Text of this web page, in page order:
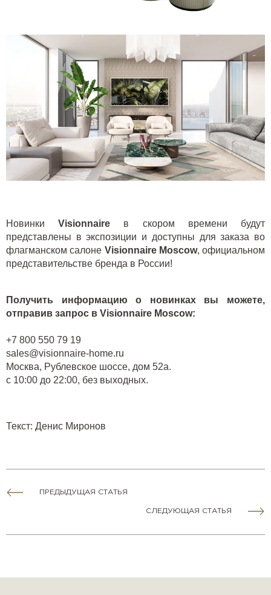
НовинкиVisionnaire в скором времени будут
представлены в экспозиции и доступны для заказа во
флагманском салоне Visionnaire Moscow, официальном
представительстве бренда в России!
Получить информацию о новинках вы можете,
отправив запрос в Visionnaire Moscow:
+7 800 550 79 19
sales@visionnaire-home.ru
Москва, Рублевское шоссе, дом 52а.
с 10:00 до 22:00, без выходных.
Текст: Денис Миронов
ПРЕДЫДУЩАЯ СТАТЬЯ
СЛЕДУЮЩАЯ СТАТЬЯ